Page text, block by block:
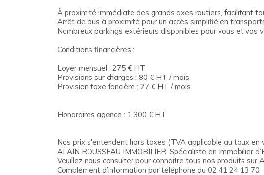
À proximité immédiate des grands axes routiers, facilitant
Arrêt de bus à proximité pour un accès simplifié en
Nombreux parkings extérieurs disponibles pour vous et vos
Conditions financières :
Loyer mensuel : 275 € HT
Provisions sur charges : 80 € HT / mois
Provision taxe foncière : 27 € HT / mois
Honoraires agence : 1 300 € HT
Nos prix s'entendent hors taxes (TVA applicable au taux en
ALAIN ROUSSEAU IMMOBILIER, Spécialiste en Immobilier
Veuillez nous consulter pour connaitre tous nos produits sur
Complément d’information par téléphone au 02 41 24 13 70